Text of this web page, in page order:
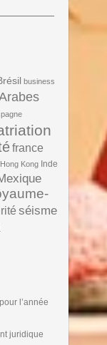
business
france
Hong Kong Inde
séisme
l’année
juridique